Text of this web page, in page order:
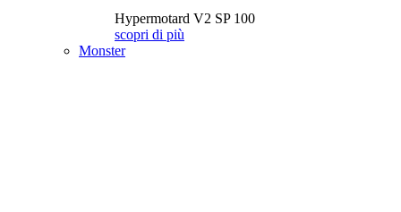
Hypermotard V2 SP 100
scopri di più
Monster